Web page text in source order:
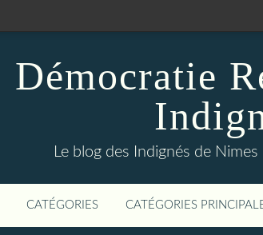
Démocratie
Le blog des Indignés de
CATÉGORIES CATÉGORIES